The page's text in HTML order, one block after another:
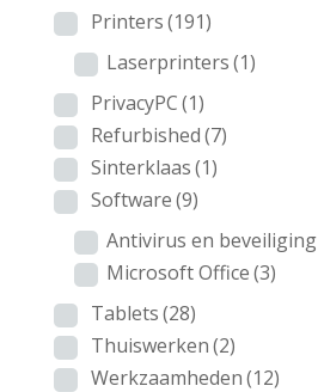
Printers(191)
Laserprinters(1)
PrivacyPC(1)
Refurbished(7)
Sinterklaas(1)
Software(9)
Antivirus en beveiliging
Microsoft Office(3)
Tablets(28)
Thuiswerken(2)
Werkzaamheden(12)